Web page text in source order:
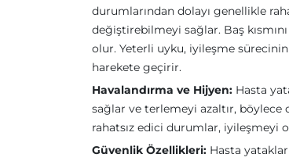
durumlarından dolayı genellikle
değiştirebilmeyi sağlar. Baş
olur. Yeterli uyku, iyileşme
harekete geçirir.
Havalandırma ve Hijyen: Hasta
sağlar ve terlemeyi azaltır,
rahatsız edici durumlar, iyileşmeyi
Güvenlik Özellikleri: Hasta